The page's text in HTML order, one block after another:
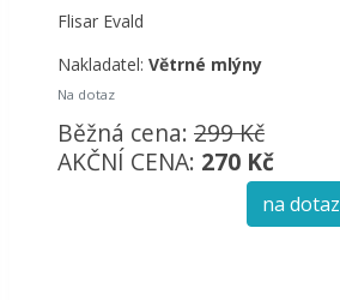
Flisar Evald
Nakladatel: Větrné mlýny
Na dotaz
Běžná cena: 299 Kč
AKČNÍ CENA: 270 Kč
na dotaz